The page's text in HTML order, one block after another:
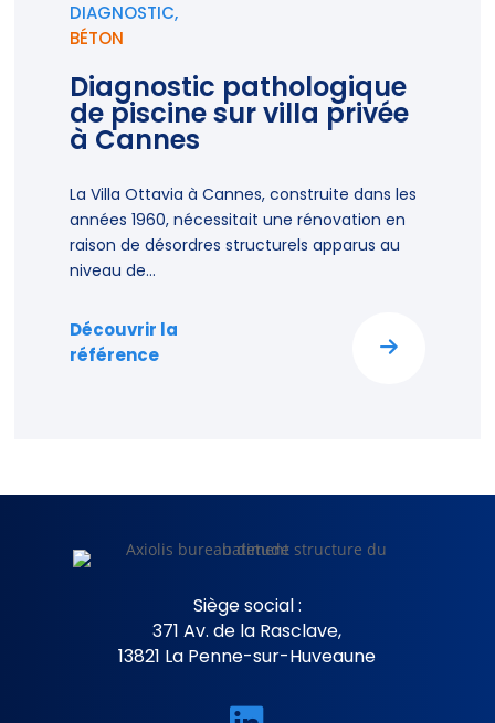
DIAGNOSTIC,
BÉTON
Diagnostic pathologique
de piscine sur villa privée
à Cannes
La Villa Ottavia à Cannes, construite dans les
années 1960, nécessitait une rénovation en
raison de désordres structurels apparus au
niveau de...
Découvrir la
référence
Siège social :
371 Av. de la Rasclave,
13821 La Penne-sur-Huveaune